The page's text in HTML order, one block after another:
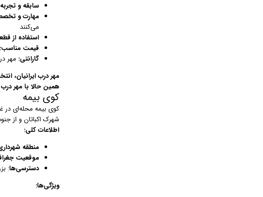
سابقه و
مهارت و
می‌کنند
استفاده از
قیمت مناسب:
گارانتی: مهر
مهر درب ایرانیان،
همین حالا با مهر
کوی بیمه
شهرک اکباتان و از
اطلاعات کلی:
منطقه
موقعیت
دسترسی‌ها:
ویژگی‌ها: